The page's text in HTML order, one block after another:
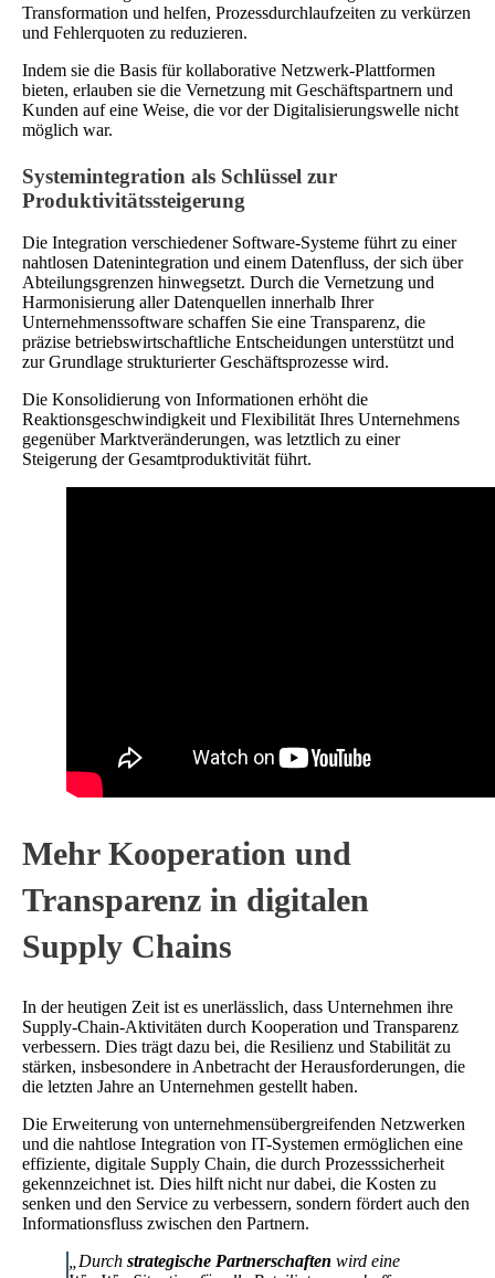
Transformation und helfen, Prozessdurchlaufzeiten zu verkürzen
und Fehlerquoten zu reduzieren.
Indem sie die Basis für kollaborative Netzwerk-Plattformen
bieten, erlauben sie die Vernetzung mit Geschäftspartnern und
Kunden auf eine Weise, die vor der Digitalisierungswelle nicht
möglich war.
Systemintegration als Schlüssel zur
Produktivitätssteigerung
Die Integration verschiedener Software-Systeme führt zu einer
nahtlosen Datenintegration und einem Datenfluss, der sich über
Abteilungsgrenzen hinwegsetzt. Durch die Vernetzung und
Harmonisierung aller Datenquellen innerhalb Ihrer
Unternehmenssoftware schaffen Sie eine Transparenz, die
präzise betriebswirtschaftliche Entscheidungen unterstützt und
zur Grundlage strukturierter Geschäftsprozesse wird.
Die Konsolidierung von Informationen erhöht die
Reaktionsgeschwindigkeit und Flexibilität Ihres Unternehmens
gegenüber Marktveränderungen, was letztlich zu einer
Steigerung der Gesamtproduktivität führt.
Mehr Kooperation und
Transparenz in digitalen
Supply Chains
In der heutigen Zeit ist es unerlässlich, dass Unternehmen ihre
Supply-Chain-Aktivitäten durch Kooperation und Transparenz
verbessern. Dies trägt dazu bei, die Resilienz und Stabilität zu
stärken, insbesondere in Anbetracht der Herausforderungen, die
die letzten Jahre an Unternehmen gestellt haben.
Die Erweiterung von unternehmensübergreifenden Netzwerken
und die nahtlose Integration von IT-Systemen ermöglichen eine
effiziente, digitale Supply Chain, die durch Prozesssicherheit
gekennzeichnet ist. Dies hilft nicht nur dabei, die Kosten zu
senken und den Service zu verbessern, sondern fördert auch den
Informationsfluss zwischen den Partnern.
„Durch strategische Partnerschaften wird eine